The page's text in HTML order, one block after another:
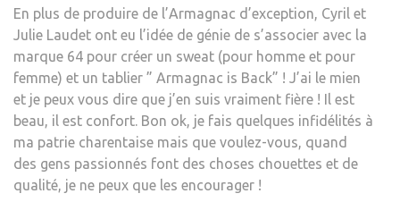
En plus de produire de l’Armagnac d’exception, Cyril et
Julie Laudet ont eu l’idée de génie de s’associer avec la
marque 64 pour créer un sweat (pour homme et pour
femme) et un tablier ” Armagnac is Back” ! J’ai le mien
et je peux vous dire que j’en suis vraiment fière ! Il est
beau, il est confort. Bon ok, je fais quelques infidélités à
ma patrie charentaise mais que voulez-vous, quand
des gens passionnés font des choses chouettes et de
qualité, je ne peux que les encourager !